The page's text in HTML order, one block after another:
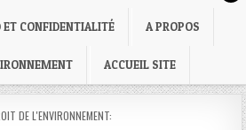
ET CONFIDENTIALITÉ A PROPOS
ACCUEIL SITE
DE L'ENVIRONNEMENT: